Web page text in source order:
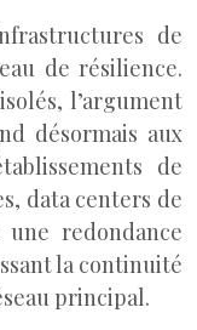
de
de résilience.
l’argument
désormais aux
de
data centers de
redondance
la continuité
principal.